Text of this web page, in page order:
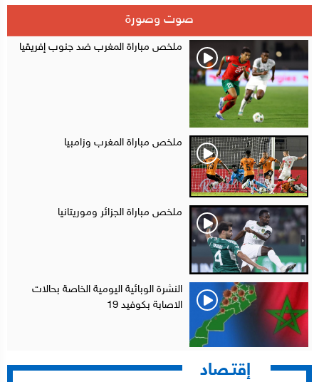
سلا.. توقيف ثلاثة مروجين وحجز أكثر من 4300 قرص مخدر وكوكايين وإكستازي
أقراص مهلوسة داخل فضاء للشيشة تستنفر شرطة أكادير 12:48
صوت وصورة
ملخص مباراة المغرب ضد جنوب إفريقيا
ملخص مباراة المغرب وزامبيا
ملخص مباراة الجزائر وموريتانيا
النشرة الوبائية اليومية الخاصة بحالات
الاصابة بكوفيد 19
إقتـصاد